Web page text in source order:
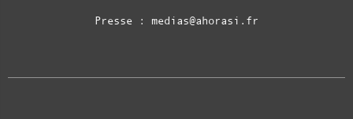
Presse : medias@ahorasi.fr